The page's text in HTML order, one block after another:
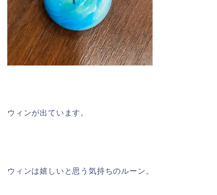
ウィンが出ています。
ウィンは嬉しいと思う気持ちのルーン。